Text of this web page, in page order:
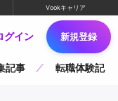
Vookキャリア
グイン 新規登録
記事 転職体験記